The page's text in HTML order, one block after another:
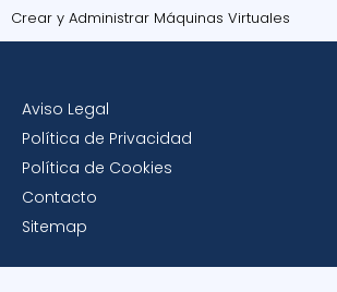
Crear y Administrar Máquinas Virtuales
Aviso Legal
Política de Privacidad
Política de Cookies
Contacto
Sitemap